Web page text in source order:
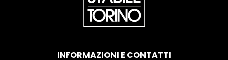
INFORMAZIONI E CONTATTI